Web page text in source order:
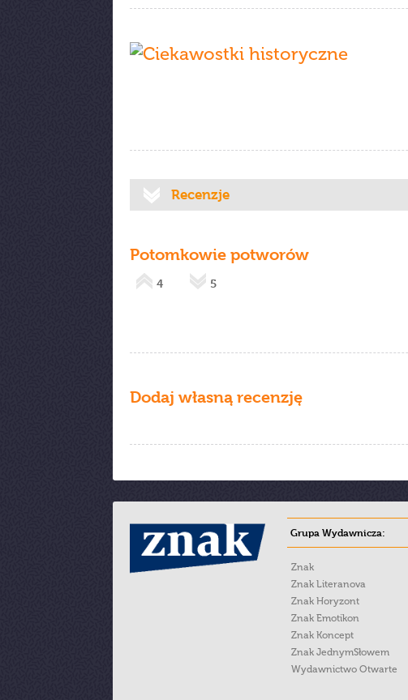
Recenzje
Potomkowie potworów
4 5
Dodaj własną recenzję
Grupa Wydawnicza:
Znak
Znak Literanova
Znak Horyzont
Znak Emotikon
Znak Koncept
Znak JednymSłowem
Wydawnictwo Otwarte